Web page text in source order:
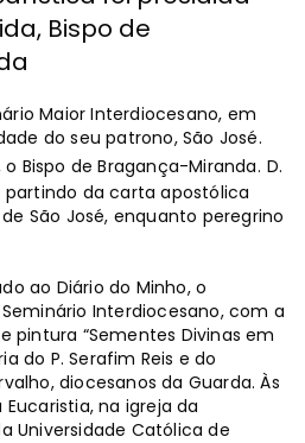
Bispo de
Maior Interdiocesano, em
do seu patrono, São José.
Bispo de Bragança-Miranda. D.
partindo da carta apostólica
São José, enquanto peregrino
ao Diário do Minho, o
Interdiocesano, com a
pintura “Sementes Divinas em
do P. Serafim Reis e do
diocesanos da Guarda. Às
na igreja da
Universidade Católica de